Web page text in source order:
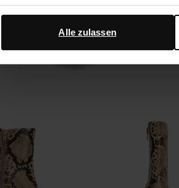
Google Ihre personenbezogenen Daten
Alle zulassen